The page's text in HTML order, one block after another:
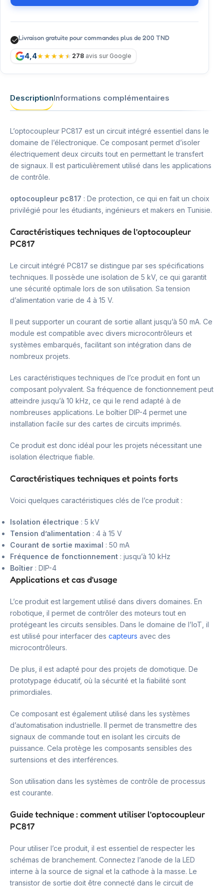
Livraison gratuite pour commandes plus de 200 TND
4,4 278 avis sur Google
DescriptionInformations complémentaires
L’optocoupleur PC817 est un circuit intégré essentiel dans le
domaine de l’électronique. Ce composant permet d’isoler
électriquement deux circuits tout en permettant le transfert
de signaux. Il est particulièrement utilisé dans les applications
de contrôle.
optocoupleur pc817 : De protection, ce qui en fait un choix
privilégié pour les étudiants, ingénieurs et makers en Tunisie.
Caractéristiques techniques de l’optocoupleur
PC817
Le circuit intégré PC817 se distingue par ses spécifications
techniques. Il possède une isolation de 5 kV, ce qui garantit
une sécurité optimale lors de son utilisation. Sa tension
d’alimentation varie de 4 à 15 V.
Il peut supporter un courant de sortie allant jusqu’à 50 mA. Ce
module est compatible avec divers microcontrôleurs et
systèmes embarqués, facilitant son intégration dans de
nombreux projets.
Les caractéristiques techniques de l’ce produit en font un
composant polyvalent. Sa fréquence de fonctionnement peut
atteindre jusqu’à 10 kHz, ce qui le rend adapté à de
nombreuses applications. Le boîtier DIP-4 permet une
installation facile sur des cartes de circuits imprimés.
Ce produit est donc idéal pour les projets nécessitant une
isolation électrique fiable.
Caractéristiques techniques et points forts
Voici quelques caractéristiques clés de l’ce produit :
Isolation électrique : 5 kV
Tension d’alimentation : 4 à 15 V
Courant de sortie maximal : 50 mA
Fréquence de fonctionnement : jusqu’à 10 kHz
Boîtier : DIP-4
Applications et cas d’usage
L’ce produit est largement utilisé dans divers domaines. En
robotique, il permet de contrôler des moteurs tout en
protégeant les circuits sensibles. Dans le domaine de l’IoT, il
est utilisé pour interfacer des capteurs avec des
microcontrôleurs.
De plus, il est adapté pour des projets de domotique. De
prototypage éducatif, où la sécurité et la fiabilité sont
primordiales.
Ce composant est également utilisé dans les systèmes
d’automatisation industrielle. Il permet de transmettre des
signaux de commande tout en isolant les circuits de
puissance. Cela protège les composants sensibles des
surtensions et des interférences.
Son utilisation dans les systèmes de contrôle de processus
est courante.
Guide technique : comment utiliser l’optocoupleur
PC817
Pour utiliser l’ce produit, il est essentiel de respecter les
schémas de branchement. Connectez l’anode de la LED
interne à la source de signal et la cathode à la masse. Le
transistor de sortie doit être connecté dans le circuit de